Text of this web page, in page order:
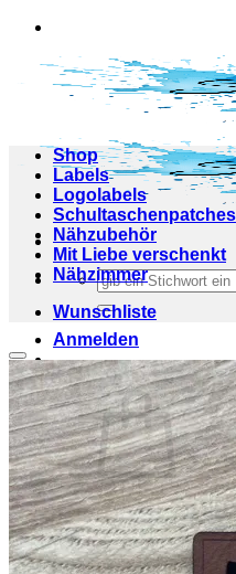
Zum
springen
Suchen
nach:
Anmelden
Warenkorb /0,00€ 0
Es befinden sich
Zurück zum Shop
Shop
Labels
Logolabels
Schultaschenpatches
Nähzubehör
Mit Liebe verschenkt
Nähzimmer
Wunschliste